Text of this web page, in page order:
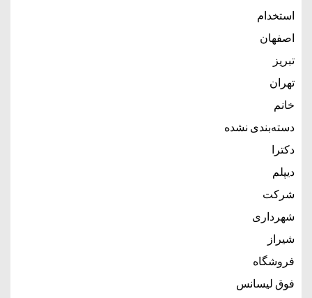
استخدام
اصفهان
تبریز
تهران
خانم
دسته‌بندی نشده
دکترا
دیپلم
شرکت
شهرداری
شیراز
فروشگاه
فوق لیسانس